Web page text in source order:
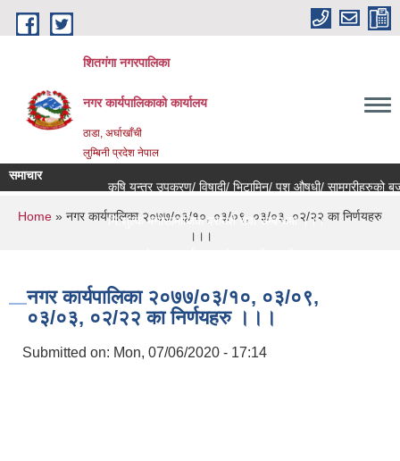
Skip to main content
शितगंगा नगरपालिका
नगर कार्यपालिकाकाे कार्यालय
ठाडा, अर्घाखाँची
लुम्बिनी प्रदेश नेपाल
समाचार
कृषि यन्त्र उपकरण/ विषादी/ भिटामिन/ पशु औषधी/ सामग्रीहरुको
नि:शुल्क मनोसामाजिक परामर्श सेवा सम्बन्धमा ।।।
You are here
Home » नगर कार्यपालिका २०७७/०३/१०, ०३/०९, ०३/०३, ०२/२२ का निर्णयहरु
।।।
नगर कार्यपालिका २०७७/०३/१०, ०३/०९,
०३/०३, ०२/२२ का निर्णयहरु ।।।
Submitted on: Mon, 07/06/2020 - 17:14